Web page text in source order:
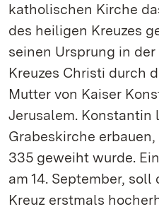
katholischen Kirche
des heiligen Kreuzes
seinen Ursprung in
Kreuzes Christi durch
Mutter von Kaiser
Jerusalem. Konstantin
Grabeskirche
335 geweiht wurde.
am 14. September,
Kreuz erstmals